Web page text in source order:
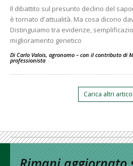
Il dibattito sul presunto declino del
è tornato d'attualità. Ma cosa dicono
Distinguiamo tra evidenze,
miglioramento genetico
Di Carlo Valois, agronomo – con il contributo di
professionista -
Carica altri